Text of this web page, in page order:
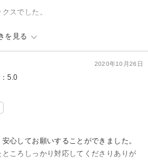
を見る
スでした。
ものがあると知りましたが、自分では
うだったmanibloomに決めました。
。爪の育成はすぐにはできないので、
いですが、目に見えて爪が綺麗になる
の施術なので、恋愛だったり色々な会
が苦手な方でも大丈夫だと思います。
2020年10月26日
5.0
心してお願いすることができました。
ころしっかり対応してくださりありが